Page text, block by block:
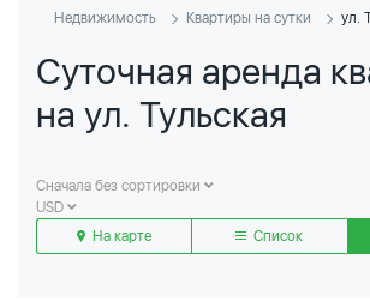
Недвижимость Квартиры на сутки ул.
Суточная аренда
на ул. Тульская
Сначала без сортировки
USD
На карте
Список